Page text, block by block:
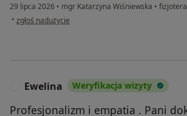
29 lipca 2026 • mgr Katarzyna Wiśniewska •
• w opinii użytkownika Klaudia
zgłoś nadużycie
Ewelina Weryfikacja wizyty
Profesjonalizm i empatia . Pani